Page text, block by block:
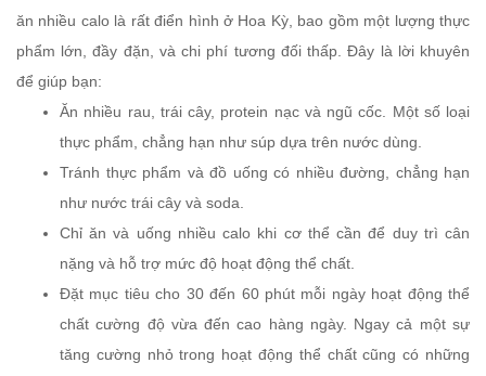
ăn nhiều calo là rất điển hình ở Hoa Kỳ, bao gồm một lượng thực
phẩm lớn, đầy đặn, và chi phí tương đối thấp. Đây là lời khuyên
để giúp bạn:
Ăn nhiều rau, trái cây, protein nạc và ngũ cốc. Một số loại
thực phẩm, chẳng hạn như súp dựa trên nước dùng.
Tránh thực phẩm và đồ uống có nhiều đường, chẳng hạn
như nước trái cây và soda.
Chỉ ăn và uống nhiều calo khi cơ thể cần để duy trì cân
nặng và hỗ trợ mức độ hoạt động thể chất.
Đặt mục tiêu cho 30 đến 60 phút mỗi ngày hoạt động thể
chất cường độ vừa đến cao hàng ngày. Ngay cả một sự
tăng cường nhỏ trong hoạt động thể chất cũng có những